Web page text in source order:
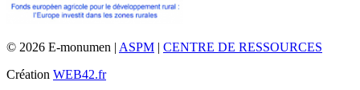
© 2026 E-monumen | ASPM | CENTRE DE RESSOURCES
Création WEB42.fr